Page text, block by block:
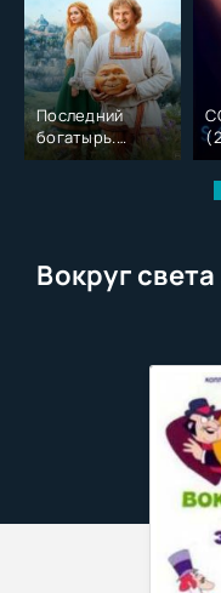
Последний
богатырь.
Колобок (2026)
Вокруг